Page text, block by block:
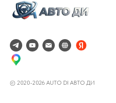
© 2020-2026 AUTO DI АВТО ДИ